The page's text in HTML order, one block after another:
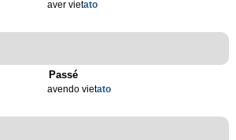
aver vietato
Passé
avendo vietato